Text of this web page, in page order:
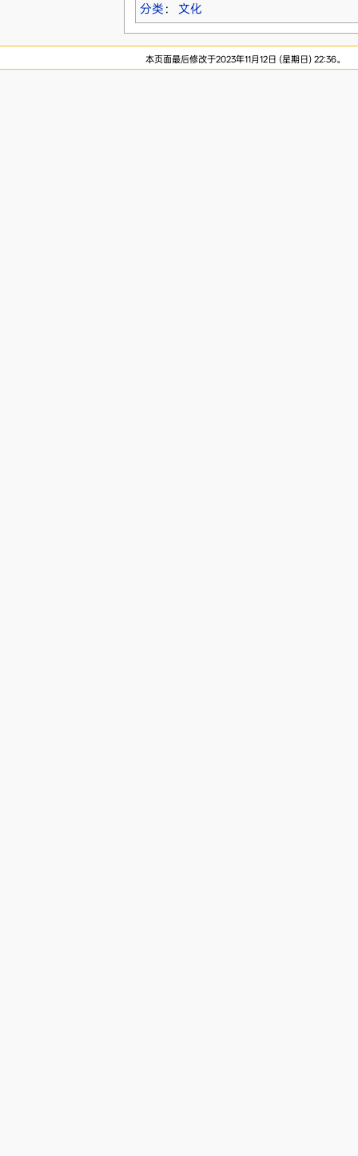
分类 ： 文化
本页面最后修改于2023年11月12日 (星期日) 22:36。